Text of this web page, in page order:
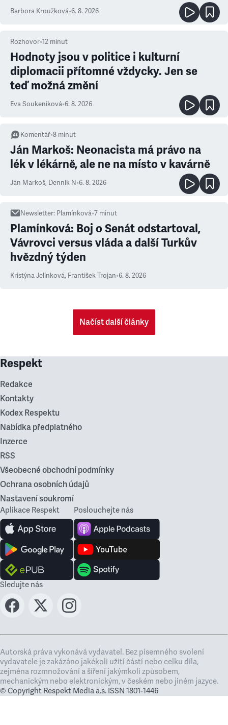
Barbora Kroužková•6. 8. 2026
Rozhovor•12 minut
Hodnoty jsou v politice i kulturní
diplomacii přítomné vždycky. Jen se
teď možná změní
Eva Soukeníková•6. 8. 2026
Komentář•8 minut
Ján Markoš: Neonacista má právo na
lék v lékárně, ale ne na místo v kavárně
Ján Markoš, Denník N•6. 8. 2026
Newsletter: Plamínková•7 minut
Plamínková: Boj o Senát odstartoval,
Vávrovci versus vláda a další Turkův
hvězdný týden
Kristýna Jelínková, František Trojan•6. 8. 2026
Načíst další články
Respekt
Redakce
Kontakty
Kodex Respektu
Nabídka předplatného
Inzerce
RSS
Všeobecné obchodní podmínky
Ochrana osobních údajů
Nastavení soukromí
Aplikace Respekt Poslouchejte nás
Sledujte nás
Autorská práva vykonává vydavatel. Bez písemného svolení
vydavatele je zakázáno jakékoli užití částí nebo celku díla,
zejména rozmnožování a šíření jakýmkoli způsobem,
mechanickým nebo elektronickým, v českém nebo jiném jazyce.
© Copyright Respekt Media a.s. ISSN 1801-1446